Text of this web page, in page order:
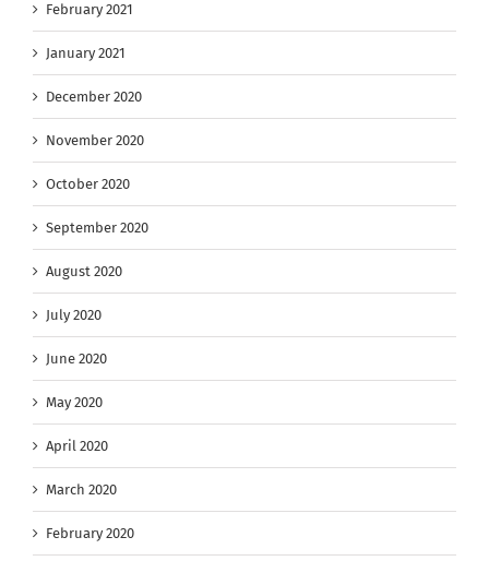
February 2021
January 2021
December 2020
November 2020
October 2020
September 2020
August 2020
July 2020
June 2020
May 2020
April 2020
March 2020
February 2020